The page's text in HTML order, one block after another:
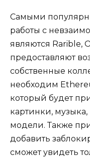
Самыми
работы с
являются Rarible,
предоставляют
собственные
необходим
который будет
картинки,
модели. Также
добавить
сможет увидеть